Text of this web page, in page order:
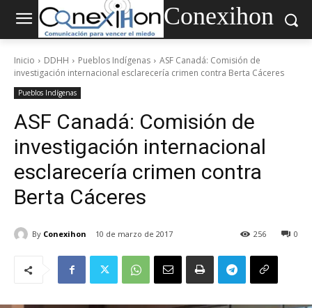
Conexihon
Inicio DDHH Pueblos Indígenas
ASF Canadá: Comisión de
investigación internacional esclarecería crimen contra Berta Cáceres
Pueblos Indígenas
ASF Canadá: Comisión de
investigación internacional
esclarecería crimen contra
Berta Cáceres
By Conexihon 10 de marzo de 2017 0
256